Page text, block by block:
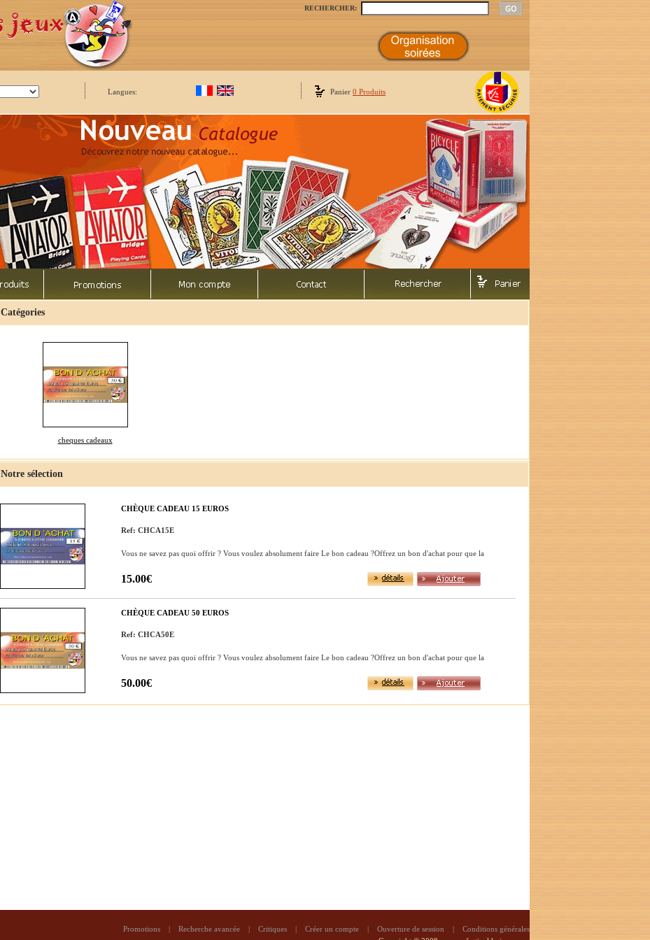
RECHERCHER:
Langues: Panier 0 Produits
Catégories
cheques cadeaux
Notre sélection
CHÈQUE CADEAU 15 EUROS
Ref: CHCA15E
Vous ne savez pas quoi offrir ? Vous voulez absolument faire Le bon cadeau ?Offrez un bon d'achat pour que la
15.00€
CHÈQUE CADEAU 50 EUROS
Ref: CHCA50E
Vous ne savez pas quoi offrir ? Vous voulez absolument faire Le bon cadeau ?Offrez un bon d'achat pour que la
50.00€
Promotions | Recherche avancée | Critiques | Créer un compte | Ouverture de session |
Conditions générales